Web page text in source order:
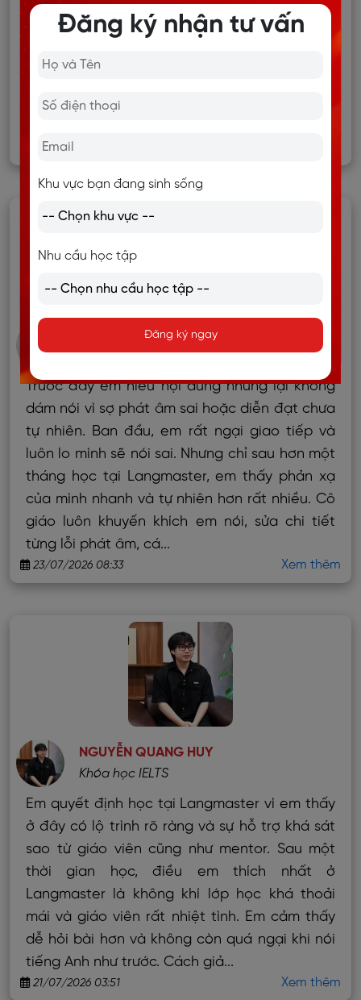
chuyên môn rất tốt, chỉ vì tiếng Anh chưa đáp
ứng yêu cầu. Sau 20 buổi học, khả năng giao
tiếp của mình cải thiện rõ rệt, mình tự tin hơn
phỏng vấn. Nhờ nền tảng chuyên môn sẵn có
23/07/2026 08:37
NGUYỄN NGỌC THÚY
Khóa học trực tuyến 1-1
Trước đây em hiểu nội dung nhưng lại không
dám nói vì sợ phát âm sai hoặc diễn đạt chưa
tự nhiên. Ban đầu, em rất ngại giao tiếp và
luôn lo mình sẽ nói sai. Nhưng chỉ sau hơn một
tháng học tại Langmaster, em thấy phản xạ
của mình nhanh và tự nhiên hơn rất nhiều. Cô
giáo luôn khuyến khích em nói, sửa chi tiết
từng lỗi phát âm, cá...
23/07/2026 08:33 Xem thêm
NGUYỄN QUANG HUY
Khóa học IELTS
Em quyết định học tại Langmaster vì em thấy
ở đây có lộ trình rõ ràng và sự hỗ trợ khá sát
sao từ giáo viên cũng như mentor. Sau một
thời gian học, điều em thích nhất ở
Langmaster là không khí lớp học khá thoải
mái và giáo viên rất nhiệt tình. Em cảm thấy
dễ hỏi bài hơn và không còn quá ngại khi nói
tiếng Anh như trước. Cách giả...
21/07/2026 03:51 Xem thêm
Đăng ký nhận tư vấn
Khu vực bạn đang sinh sống
Nhu cầu học tập
Đăng ký ngay